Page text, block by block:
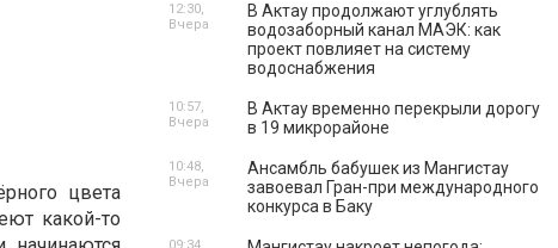
цвета
какой-то
В Актау продолжают углублять
водозаборный канал МАЭК: как
проект повлияет на систему
водоснабжения
12:30,
Вчера
В Актау временно перекрыли дорогу
в 19 микрорайоне
10:57,
Вчера
Ансамбль бабушек из Мангистау
завоевал Гран-при международного
конкурса в Баку
10:48,
Вчера